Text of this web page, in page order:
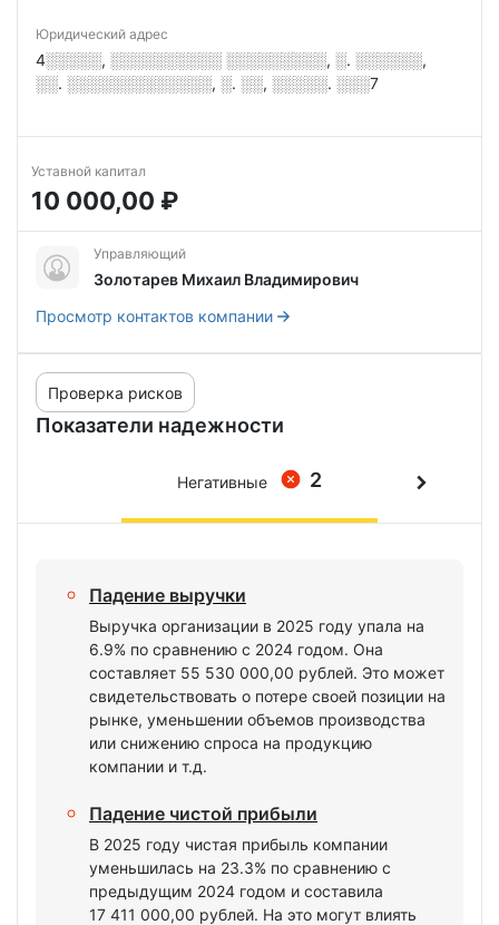
Юридический адрес
4░░░░░, ░░░░░░░░░░ ░░░░░░░░░, ░. ░░░░░░,
░░. ░░░░░░░░░░░░░, ░. ░░, ░░░░░. ░░░7
Уставной капитал
10 000,00 ₽
Управляющий
Золотарев Михаил Владимирович
Просмотр контактов компании
Показатели надежности
Проверка рисков
2
Негативные
Падение выручки
Выручка организации в 2025 году упала на
6.9% по сравнению с 2024 годом. Она
составляет 55 530 000,00 рублей. Это может
свидетельствовать о потере своей позиции на
рынке, уменьшении объемов производства
или снижению спроса на продукцию
компании и т.д.
Падение чистой прибыли
В 2025 году чистая прибыль компании
уменьшилась на 23.3% по сравнению с
предыдущим 2024 годом и составила
17 411 000,00 рублей. На это могут влиять